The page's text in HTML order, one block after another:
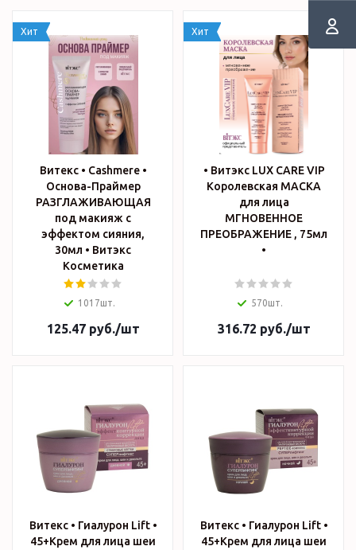
Хит
Витекс • Cashmere •
Основа-Праймер
РАЗГЛАЖИВАЮЩАЯ
под макияж с
эффектом сияния,
30мл • Витэкс
Косметика
1017шт.
125.47руб./шт
Хит
• Витэкс LUX CARE VIP
Королевская МАСКА
для лица
МГНОВЕННОЕ
ПРЕОБРАЖЕНИЕ , 75мл
•
570шт.
316.72 руб./шт
Витекс • Гиалурон Lift •
45+Крем для лица шеи
Витекс • Гиалурон Lift •
45+Крем для лица шеи